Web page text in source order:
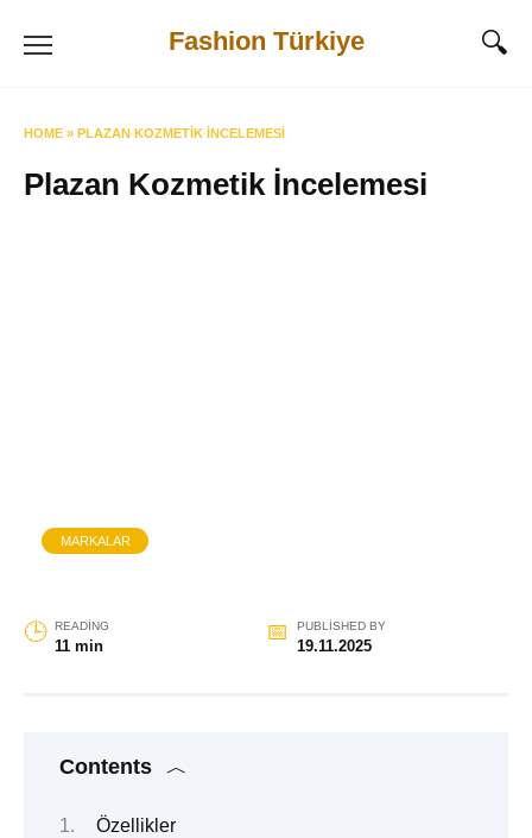
Fashion Türkiye
HOME » PLAZAN KOZMETIK İNCELEMESI
Plazan Kozmetik İncelemesi
MARKALAR
READING
11 min
PUBLISHED BY
19.11.2025
Contents
Özellikler